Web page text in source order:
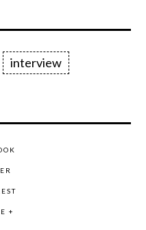
interview
+